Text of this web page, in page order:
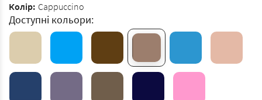
Колір: Cappuccino
Доступні кольори: